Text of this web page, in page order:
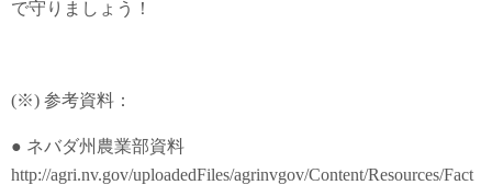
で守りましょう！
(※) 参考資料：
● ネバダ州農業部資料
http://agri.nv.gov/uploadedFiles/agrinvgov/Content/Resources/Fact